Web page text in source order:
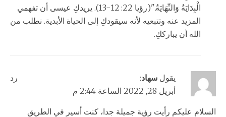
الْبِدَايَةُ وَالنِّهَايَةُ."(رؤيا 22: 12-13). يريدكِ عيسى أن تفهمي
المزيد عنه وتتبعيه لأنه سيقودكِ إلى الحياة الأبدية. نطلب من
الله أن يبارككِ.
يقول سهاد:
أبريل 28, 2022 الساعة 2:44 م
السلام عليكم رأيت رؤية جميلة جدا، كنت أسير في الطريق
رد